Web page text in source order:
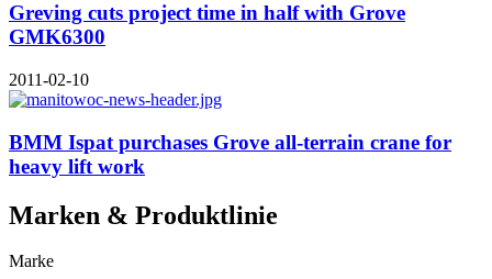
Greving cuts project time in half with Grove
GMK6300
2011-02-10
BMM Ispat purchases Grove all-terrain crane for
heavy lift work
Marken & Produktlinie
Marke